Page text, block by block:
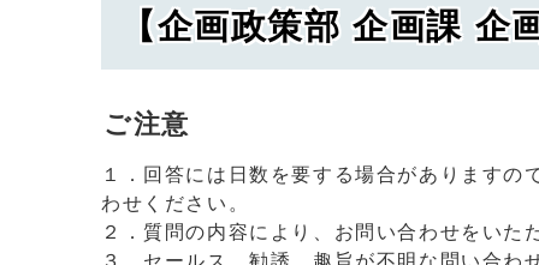
【企画政策部 企画課
ご注意
１．回答には日数を要する場合があります
わせください。
２．質問の内容により、お問い合わせをい
３．セールス、勧誘、趣旨が不明な問い合